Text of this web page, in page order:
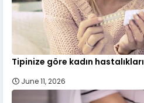
Tipinize göre kadın hastalıkları
June 11, 2026